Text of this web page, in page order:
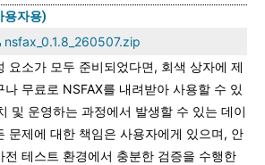
용자용)
nsfax_0.1.8_260507.zip
요소가 모두 준비되었다면, 회색 상자에 제
무료로 NSFAX를 내려받아 사용할 수 있
및 운영하는 과정에서 발생할 수 있는 데이
문제에 대한 책임은 사용자에게 있으며, 안
전 테스트 환경에서 충분한 검증을 수행한